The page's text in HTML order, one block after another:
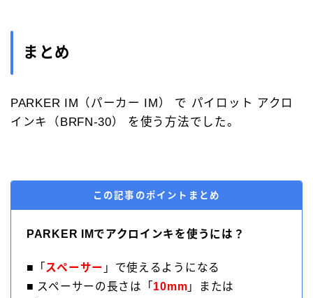
まとめ
PARKER IM（パーカー IM） で パイロット アクロ
インキ（BRFN-30） を使う方法でした。
この記事のポイントまとめ
PARKER IMでアクロインキを使うには？
■「 スペーサー 」で使えるようになる
■ スペーサーの長さは「 10mm 」または